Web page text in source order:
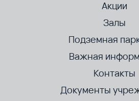
Акции
Залы
Подземная
Важная
Контакты
Документы